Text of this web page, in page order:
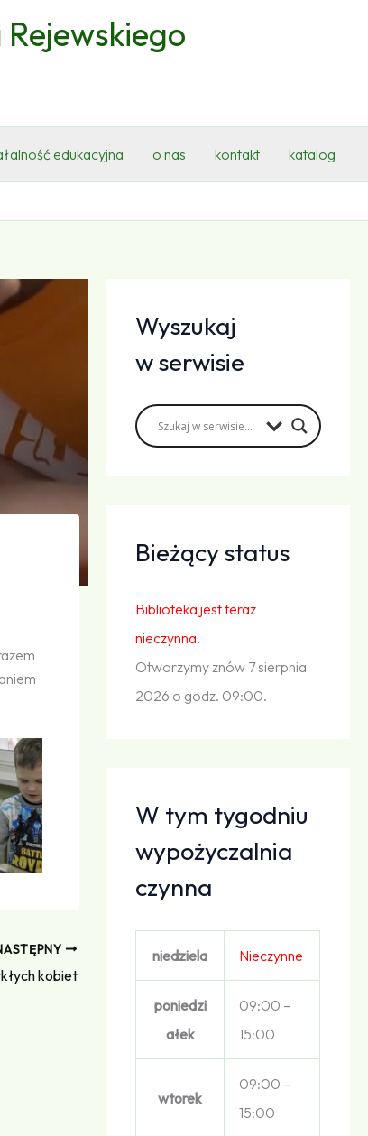
edukacyjna o nas kontakt katalog
kobiet
Wyszukaj
w serwisie
Bieżący status
Biblioteka jest teraz
nieczynna.
Otworzymy znów 7 sierpnia
2026 o godz. 09:00.
W tym tygodniu
wypożyczalnia
czynna
niedziela Nieczynne
poniedzi
ałek
09:00 –
15:00
wtorek
09:00 –
15:00